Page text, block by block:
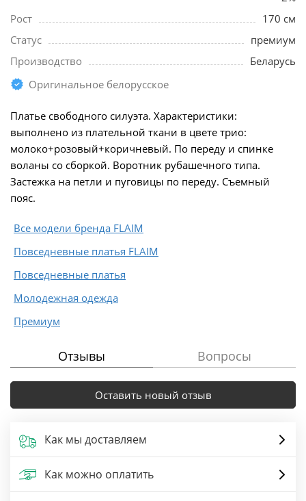
Рост
170 см
Статус
премиум
Производство
Беларусь
Оригинальное белорусское
Платье свободного силуэта. Характеристики:
выполнено из плательной ткани в цвете трио:
молоко+розовый+коричневый. По переду и спинке
воланы со сборкой. Воротник рубашечного типа.
Застежка на петли и пуговицы по переду. Съемный
пояс.
Все модели бренда FLAIM
Повседневные платья FLAIM
Повседневные платья
Молодежная одежда
Премиум
Отзывы Вопросы
Оставить новый отзыв
Как мы доставляем
Как можно оплатить